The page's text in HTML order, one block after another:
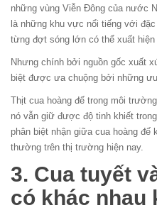
những vùng Viễn Đông của nước
là những khu vực nổi tiếng với
từng đợt sóng lớn có thể xuất
Nhưng chính bởi nguồn gốc xuất
biệt được ưa chuộng bởi những
Thịt cua hoàng đế trong môi
nó vẫn giữ được độ tinh khiết
phân biệt nhận giữa cua hoàng
thường trên thị trường hiện nay.
3. Cua tuyết
có khác nhau